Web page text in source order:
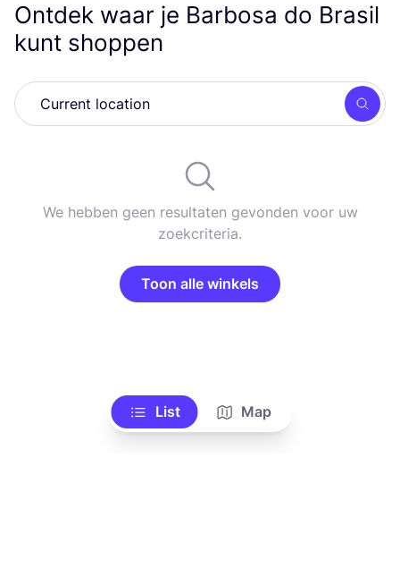
Ontdek waar je Barbosa do Brasil
kunt shoppen
Zoek
We hebben geen resultaten gevonden voor uw
zoekcriteria.
Toon alle winkels
List Map